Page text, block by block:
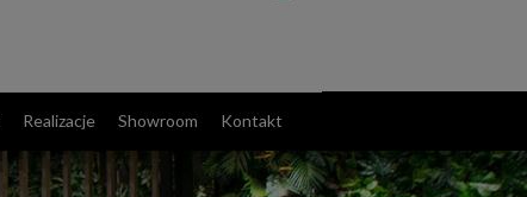
Realizacje Showroom Kontakt